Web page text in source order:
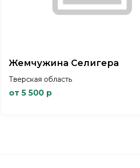
Жемчужина Селигера
Тверская область
от 5 500 р